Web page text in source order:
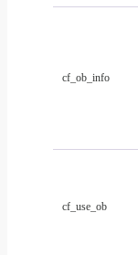
cf_ob_info
cf_use_ob